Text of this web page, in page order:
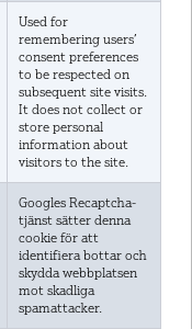
Used for
remembering users’
consent preferences
to be respected on
subsequent site visits.
It does not collect or
store personal
information about
visitors to the site.
Googles Recaptcha-
tjänst sätter denna
cookie för att
identifiera bottar och
skydda webbplatsen
mot skadliga
spamattacker.